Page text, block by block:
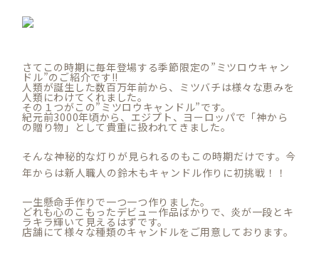
さてこの時期に毎年登場する季節限定の”ミツロウキャン
ドル”のご紹介です!!
人類が誕生した数百万年前から、ミツバチは様々な恵みを
人類にわけてくれました。
その１つがこの”ミツロウキャンドル”です。
紀元前3000年頃から、エジプト、ヨーロッパで「神から
の贈り物」として貴重に扱われてきました。
そんな神秘的な灯りが見られるのもこの時期だけです。今
年からは新人職人の鈴木もキャンドル作りに初挑戦！！
一生懸命手作りで一つ一つ作りました。
どれも心のこもったデビュー作品ばかりで、炎が一段とキ
ラキラ輝いて見えるはずです。
店舗にて様々な種類のキャンドルをご用意しております。